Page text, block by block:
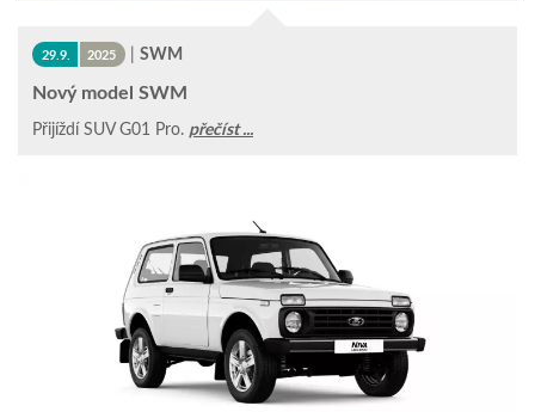
29.9. 2025 | SWM
Nový model SWM
Přijíždí SUV G01 Pro. přečíst ...